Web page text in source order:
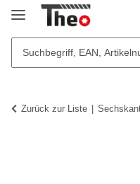
Zurück zur Liste